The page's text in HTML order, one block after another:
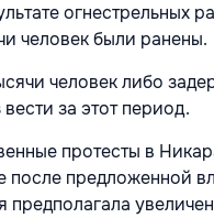
огнестрельных
человек были ранены.
человек либо
за этот период.
протесты в
после предложенной
предполагала